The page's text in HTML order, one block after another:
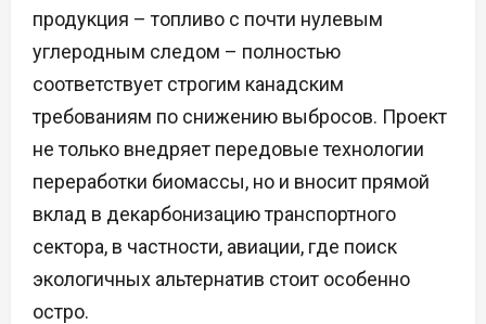
продукция – топливо с почти нулевым
углеродным следом – полностью
соответствует строгим канадским
требованиям по снижению выбросов. Проект
не только внедряет передовые технологии
переработки биомассы, но и вносит прямой
вклад в декарбонизацию транспортного
сектора, в частности, авиации, где поиск
экологичных альтернатив стоит особенно
остро.